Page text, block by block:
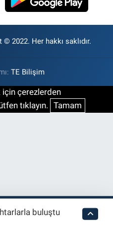
© 2022. Her hakkı saklıdır.
TE Bilişim
çerezlerden
tıklayın. Tamam
buluştu